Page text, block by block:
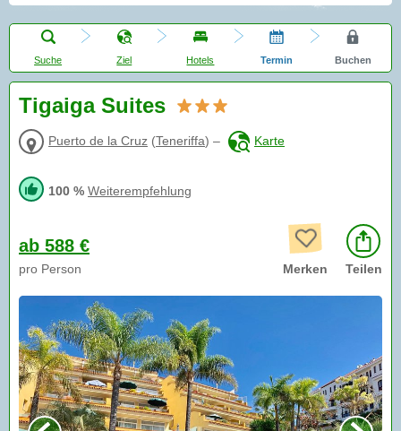
Suche Ziel Hotels Termin Buchen
Tigaiga Suites
Puerto de la Cruz (Teneriffa) – Karte
100 % Weiterempfehlung
ab 588 €
pro Person Merken Teilen